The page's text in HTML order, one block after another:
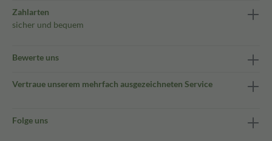
Zahlarten
sicher und bequem
Bewerte uns
Vertraue unserem mehrfach ausgezeichneten Service
Folge uns